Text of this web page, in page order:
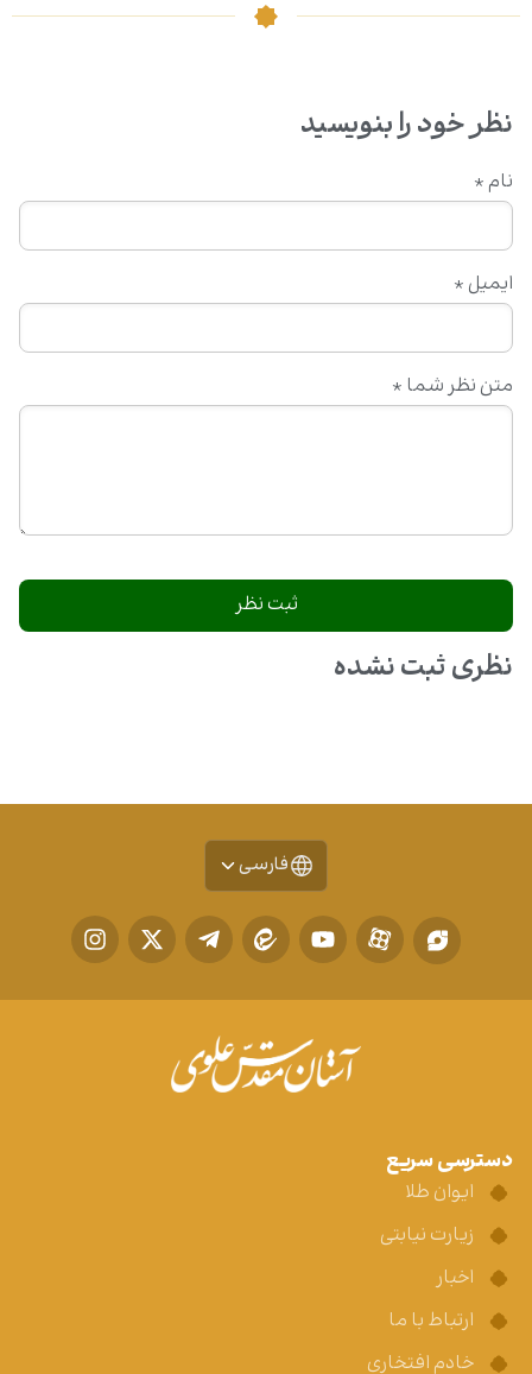
نظر خود را بنویسید
متن نظر شما *
نام *
ایمیل *
نظری ثبت نشده
فارسی
دسترسی سریع
ایوان طلا
زیارت نیابتی
اخبار
ارتباط با ما
خادم افتخاری